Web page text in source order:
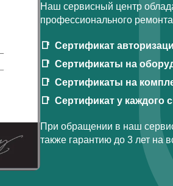
Наш сервисный центр
профессионального
Сертификат
Сертификаты на
Сертификаты на
Сертификат у каждого
При обращении в наш
также гарантию до 3 лет на